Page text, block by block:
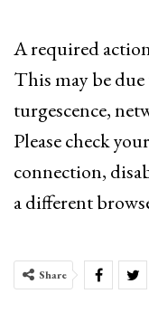
A required
This may be
turgescence,
Please check your
connection,
a different
Share